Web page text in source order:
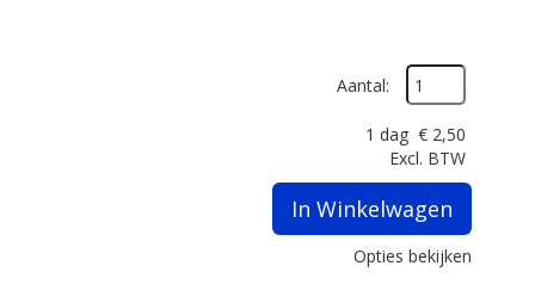
Aantal:
1 dag € 2,50
Excl. BTW
In Winkelwagen
Opties bekijken